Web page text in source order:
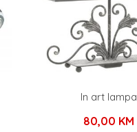
In art lampa
80,00 KM